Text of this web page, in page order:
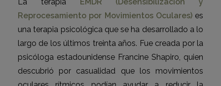
Reprocesamiento por Movimientos Oculares)es
una terapia psicológica que se ha desarrollado a lo
largo de los últimos treinta años. Fue creada por la
psicóloga estadounidense Francine Shapiro, quien
descubrió por casualidad que los movimientos